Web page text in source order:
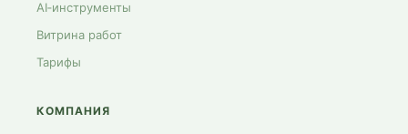
AI‑инструменты
Витрина работ
Тарифы
КОМПАНИЯ